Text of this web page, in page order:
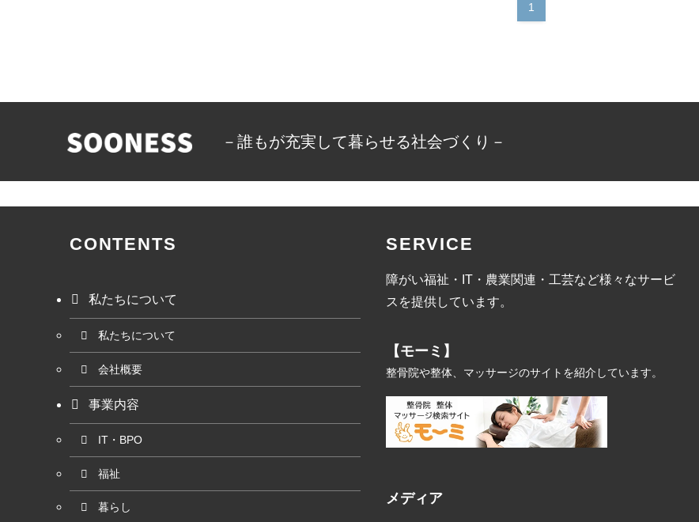
1
－誰もが充実して暮らせる社会づくり－
CONTENTS
私たちについて
私たちについて
会社概要
事業内容
IT・BPO
福祉
暮らし
SERVICE
障がい福祉・IT・農業関連・工芸など様々なサービ
スを提供しています。
【モーミ】
整骨院や整体、マッサージのサイトを紹介しています。
メディア